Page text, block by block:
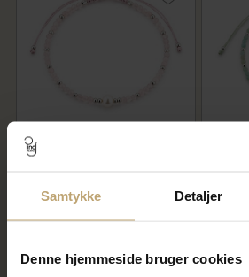
Samtykke Detaljer
Denne hjemmeside bruger cookies
Nyhed
Belladi "Arie" armbånd sølv m.
300,00 kr